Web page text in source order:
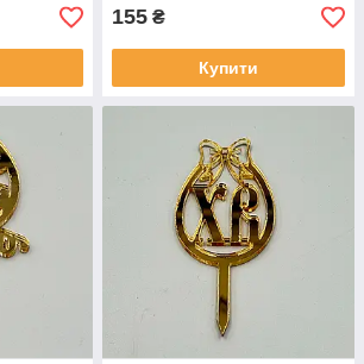
155 ₴
Купити